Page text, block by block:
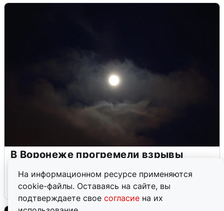
На информационном ресурсе применяются
cookie-файлы. Оставаясь на сайте, вы
подтверждаете свое согласие на их
В Воронеже прогремели взрывы
5 августа 0